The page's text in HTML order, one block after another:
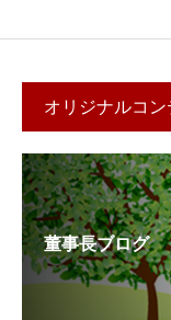
オリジナルコ
董事長ブログ